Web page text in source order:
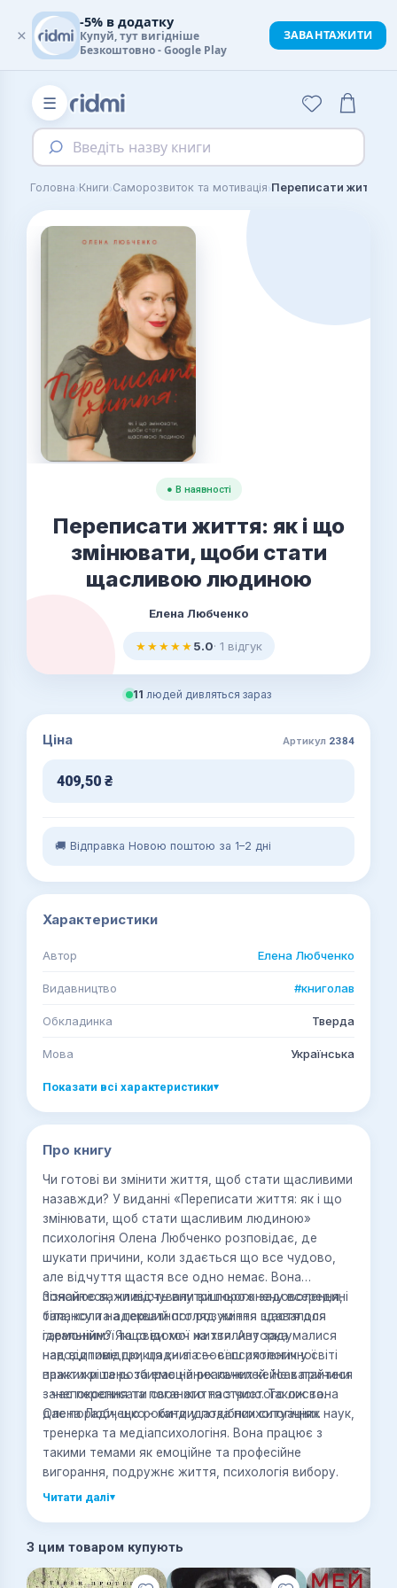
☰
Введіть назву книги
Головна›Книги›Саморозвиток та мотивація›
● В наявності
Переписати життя: як і що
змінювати, щоби стати
щасливою людиною
Елена Любченко
★★★★★5.0· 1 відгук
11 людей дивляться зараз
Ціна Артикул 2384
409,50 ₴
🚚 Відправка Новою поштою за 1–2 дні
Характеристики
Автор Елена Любченко
Видавництво #книголав
Обкладинка Тверда
Мова Українська
Показати всі характеристики▾
Про книгу
Чи готові ви змінити життя, щоб стати щасливими
назавжди? У виданні «Переписати життя: як і що
змінювати, щоб стати щасливим людиною»
психологіня Олена Любченко розповідає, де
шукати причини, коли здається що все чудово,
але відчуття щастя все одно немає. Вона
пояснює важливість внутрішнього задоволення,
балансу та адекватного розуміння щастя для
гармонійної та свідомої життя. Авторка
наводитиме приклади зі своєї психологічної
практики та розбирає на реальних кейсах причини
занепокоєння та поганого настрою. Також вона
дає поради, що робити у подібних ситуаціях.
Зізнайтеся, чи відчували ви порожнечу всередині
тіла, коли на перший погляд життя здавалося
ідеальним? Якщо ви хоч на хвилину задумалися
над відповіддю, ця книга — ваш рятівник у світі
важких рішень та емоційних качелей. Не вагайтеся
- час переписати своє життя з чистого листа.
Олена Любченко - кандидатка психологічних наук,
тренерка та медіапсихологіня. Вона працює з
такими темами як емоційне та професійне
вигорання, подружнє життя, психологія вибору.
Читати далі▾
З цим товаром купують
×
-5% в додатку
Купуй, тут вигідніше
Безкоштовно - Google Play
ЗАВАНТАЖИТИ